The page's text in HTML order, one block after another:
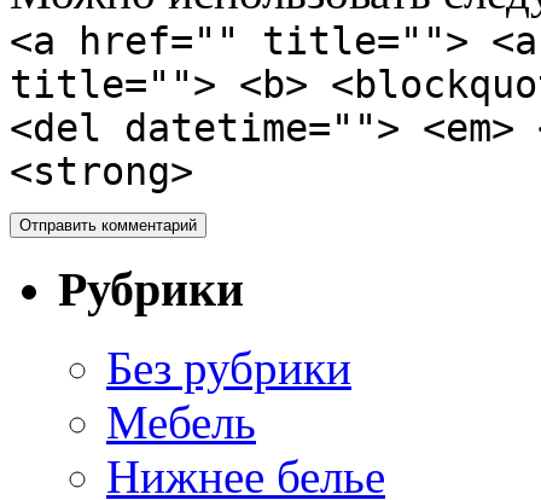
<a href="" title="">
title=""> <b>
<del datetime="">
<strong>
Рубрики
Без рубрики
Мебель
Нижнее белье